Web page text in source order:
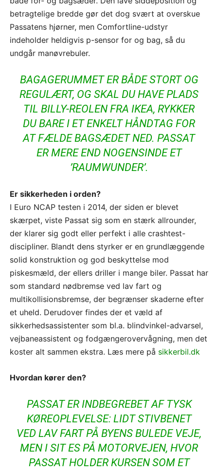
betragtelige bredde gør det dog svært at overskue
Passatens hjørner, men Comfortline-udstyr
indeholder heldigvis p-sensor for og bag, så du
undgår manøvrebuler.
BAGAGERUMMET ER BÅDE STORT OG
REGULÆRT, OG SKAL DU HAVE PLADS
TIL BILLY-REOLEN FRA IKEA, RYKKER
DU BARE I ET ENKELT HÅNDTAG FOR
AT FÆLDE BAGSÆDET NED. PASSAT
ER MERE END NOGENSINDE ET
’RAUMWUNDER’.
Er sikkerheden i orden?
I Euro NCAP testen i 2014, der siden er blevet
skærpet, viste Passat sig som en stærk allrounder,
der klarer sig godt eller perfekt i alle crashtest-
discipliner. Blandt dens styrker er en grundlæggende
solid konstruktion og god beskyttelse mod
piskesmæld, der ellers driller i mange biler. Passat har
som standard nødbremse ved lav fart og
multikollisionsbremse, der begrænser skaderne efter
et uheld. Derudover findes der et væld af
sikkerhedsassistenter som bl.a. blindvinkel-advarsel,
vejbaneassistent og fodgængerovervågning, men det
koster alt sammen ekstra. Læs mere på sikkerbil.dk
Hvordan kører den?
PASSAT ER INDBEGREBET AF TYSK
KØREOPLEVELSE: LIDT STIVBENET
VED LAV FART PÅ BYENS BULEDE VEJE,
MEN I SIT ES PÅ MOTORVEJEN, HVOR
PASSAT HOLDER KURSEN SOM ET